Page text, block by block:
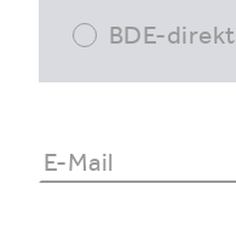
BDE-direkt